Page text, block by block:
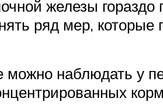
железы
ряд мер, которые
можно наблюдать у